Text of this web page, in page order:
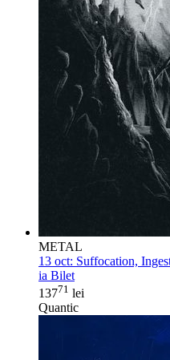
METAL
13 oct: Suffocation,
ia Bilet
13771 lei
Quantic